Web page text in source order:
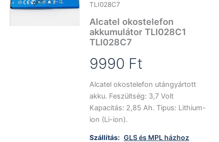
TLI028C7
Alcatel okostelefon
akkumulátor TLI028C1
TLI028C7
9990 Ft
Alcatel okostelefon utángyártott
akku. Feszültség: 3,7 Volt
Kapacitás: 2,85 Ah. Tipus: Lithium-
ion (Li-ion).
Szállítás: GLS és MPL házhoz